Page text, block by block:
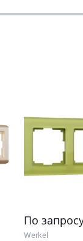
По
Werkel